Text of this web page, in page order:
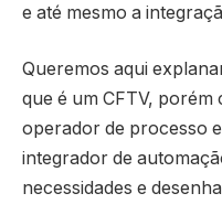
e até mesmo a
Queremos aqui
que é um CFTV, porém
operador de processo
integrador de
necessidades e